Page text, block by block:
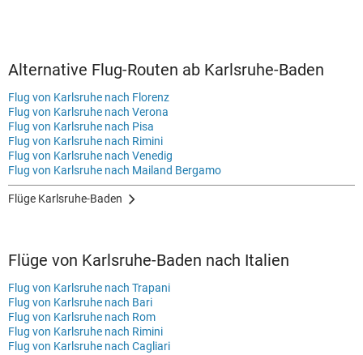
Alternative Flug-Routen ab Karlsruhe-Baden
Flug von Karlsruhe nach Florenz
Flug von Karlsruhe nach Verona
Flug von Karlsruhe nach Pisa
Flug von Karlsruhe nach Rimini
Flug von Karlsruhe nach Venedig
Flug von Karlsruhe nach Mailand Bergamo
Flüge Karlsruhe-Baden
Flüge von Karlsruhe-Baden nach Italien
Flug von Karlsruhe nach Trapani
Flug von Karlsruhe nach Bari
Flug von Karlsruhe nach Rom
Flug von Karlsruhe nach Rimini
Flug von Karlsruhe nach Cagliari